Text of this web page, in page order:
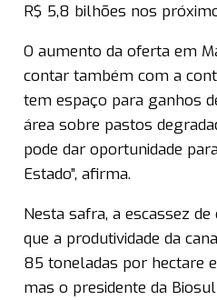
R$ 5,8 bilhões nos
O aumento da oferta em
contar também com a
tem espaço para ganhos
área sobre pastos
pode dar oportunidade
Estado”, afirma.
Nesta safra, a escassez
que a produtividade da
85 toneladas por hectare
mas o presidente da